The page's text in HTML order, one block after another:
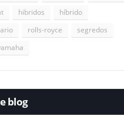
hibridos
híbrido
rolls-royce
segredos
blog